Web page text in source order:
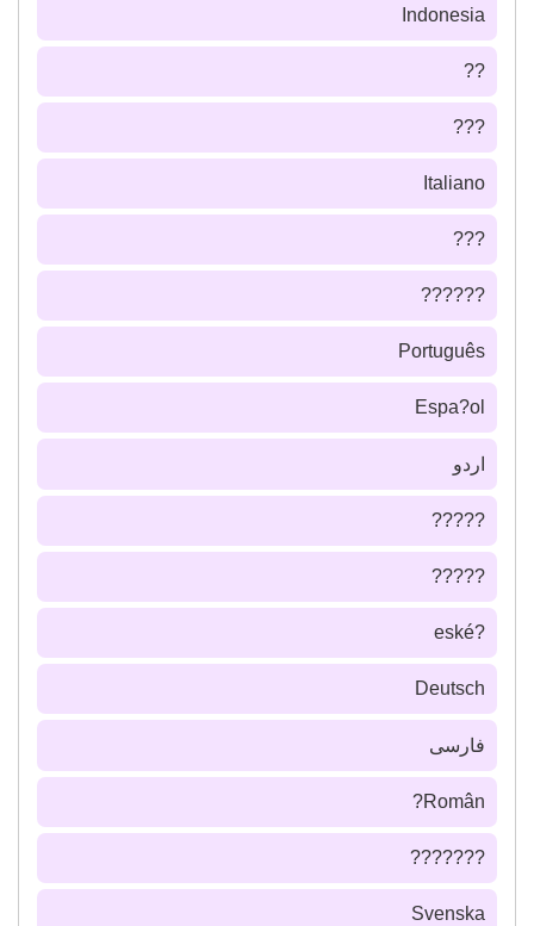
Indonesia
??
???
Italiano
???
??????
Português
Espa?ol
اردو
?????
?????
?eské
Deutsch
فارسى
Român?
???????
Svenska